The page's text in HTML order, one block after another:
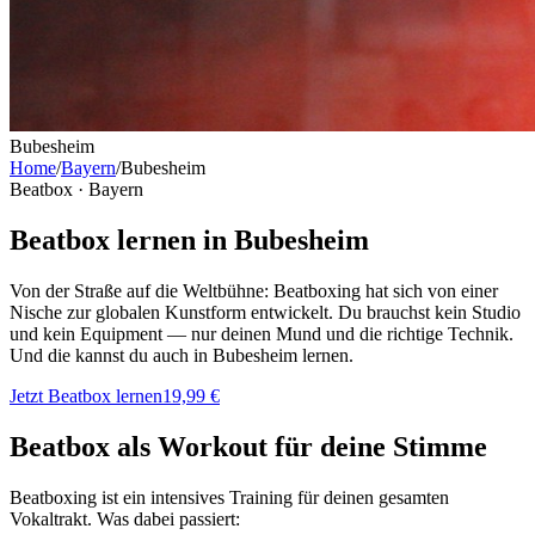
Bubesheim
Home/Bayern/Bubesheim
Beatbox · Bayern
Beatbox lernen in Bubesheim
Von der Straße auf die Weltbühne: Beatboxing hat sich von einer
Nische zur globalen Kunstform entwickelt. Du brauchst kein Studio
und kein Equipment — nur deinen Mund und die richtige Technik.
Und die kannst du auch in Bubesheim lernen.
Jetzt Beatbox lernen19,99 €
Beatbox als Workout für deine Stimme
Beatboxing ist ein intensives Training für deinen gesamten
Vokaltrakt. Was dabei passiert: